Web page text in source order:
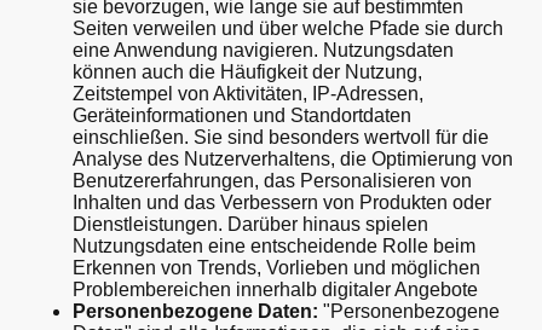
sie bevorzugen, wie lange sie auf bestimmten
Seiten verweilen und über welche Pfade sie durch
eine Anwendung navigieren. Nutzungsdaten
können auch die Häufigkeit der Nutzung,
Zeitstempel von Aktivitäten, IP-Adressen,
Geräteinformationen und Standortdaten
einschließen. Sie sind besonders wertvoll für die
Analyse des Nutzerverhaltens, die Optimierung von
Benutzererfahrungen, das Personalisieren von
Inhalten und das Verbessern von Produkten oder
Dienstleistungen. Darüber hinaus spielen
Nutzungsdaten eine entscheidende Rolle beim
Erkennen von Trends, Vorlieben und möglichen
Problembereichen innerhalb digitaler Angebote
Personenbezogene Daten: "Personenbezogene